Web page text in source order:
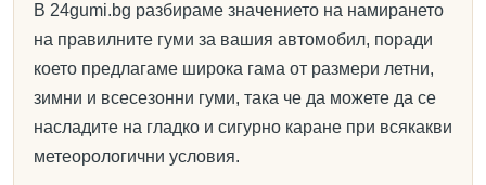
В 24gumi.bg разбираме значението на намирането
на правилните гуми за вашия автомобил, поради
което предлагаме широка гама от размери летни,
зимни и всесезонни гуми, така че да можете да се
насладите на гладко и сигурно каране при всякакви
метеорологични условия.